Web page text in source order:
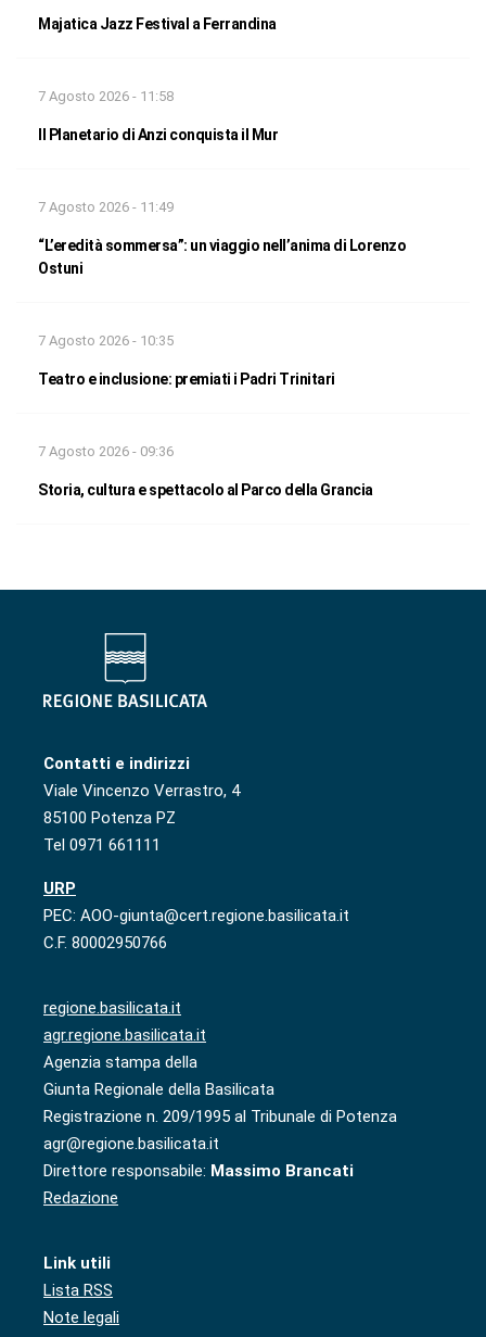
Majatica Jazz Festival a Ferrandina
7 Agosto 2026 - 11:58
Il Planetario di Anzi conquista il Mur
7 Agosto 2026 - 11:49
“L’eredità sommersa”: un viaggio nell’anima di Lorenzo
Ostuni
7 Agosto 2026 - 10:35
Teatro e inclusione: premiati i Padri Trinitari
7 Agosto 2026 - 09:36
Storia, cultura e spettacolo al Parco della Grancia
Contatti e indirizzi
Viale Vincenzo Verrastro, 4
85100 Potenza PZ
Tel 0971 661111
URP
PEC: AOO-giunta@cert.regione.basilicata.it
C.F. 80002950766
regione.basilicata.it
agr.regione.basilicata.it
Agenzia stampa della
Giunta Regionale della Basilicata
Registrazione n. 209/1995 al Tribunale di Potenza
agr@regione.basilicata.it
Direttore responsabile: Massimo Brancati
Redazione
Link utili
Lista RSS
Note legali